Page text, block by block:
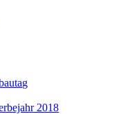
2018